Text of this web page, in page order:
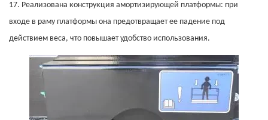
17. Реализована конструкция амортизирующей платформы: при
входе в раму платформы она предотвращает ее падение под
действием веса, что повышает удобство использования.